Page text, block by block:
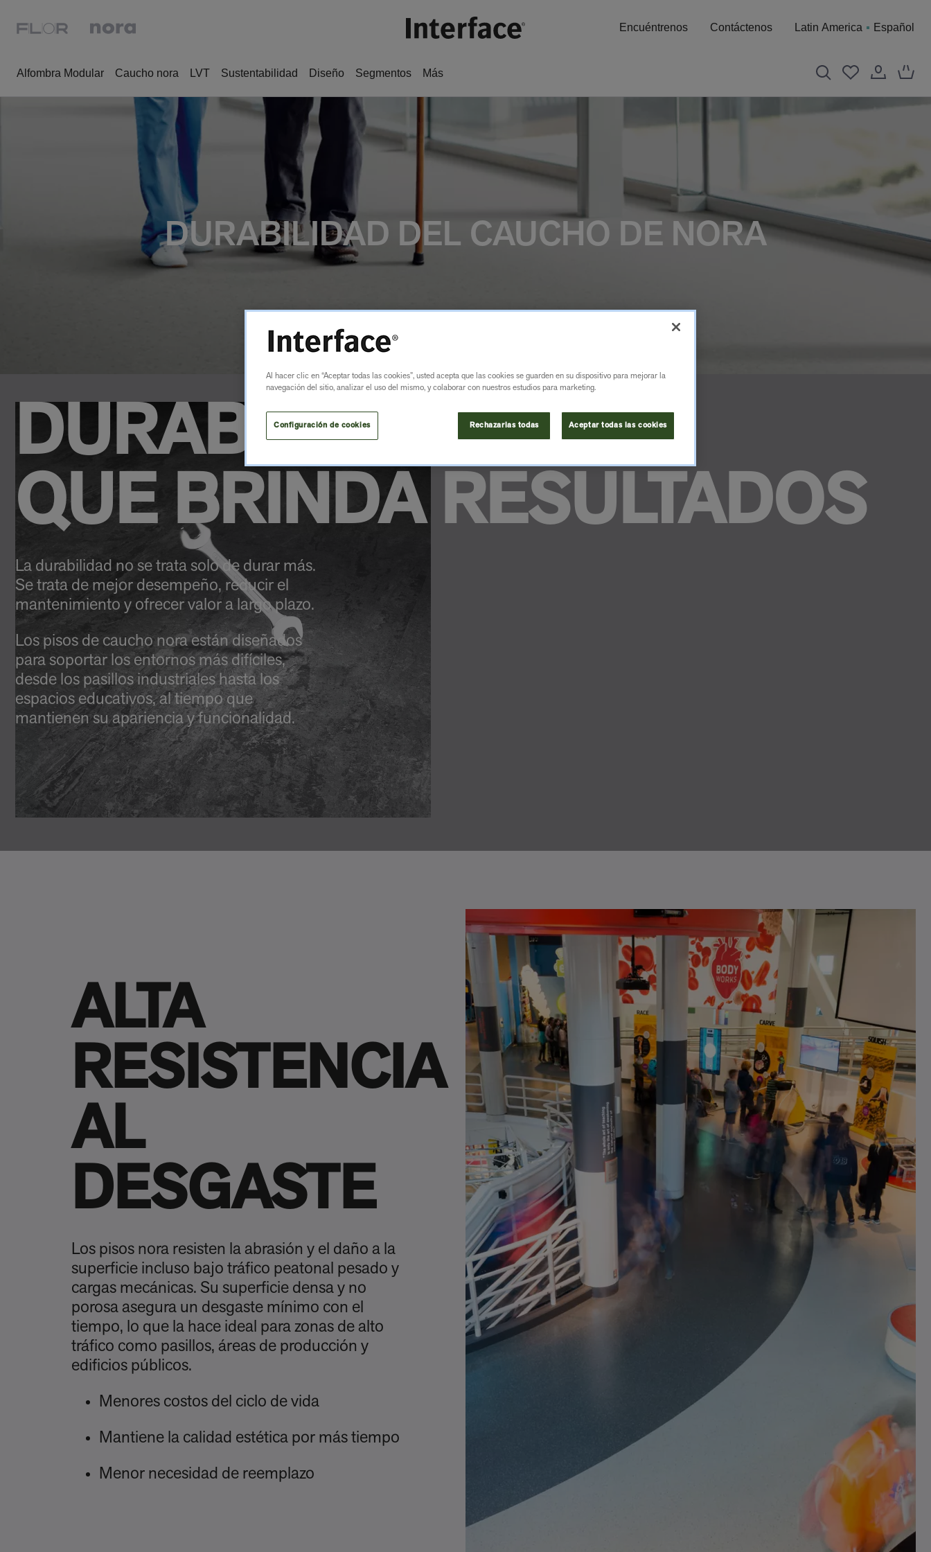
Encuéntrenos Contáctenos Latin America Español
Alfombra Modular Caucho nora LVT Sustentabilidad Diseño Segmentos Más
DURABILIDAD DEL CAUCHO DE NORA
DURABILIDAD
QUE BRINDA RESULTADOS
La durabilidad no se trata solo de durar más.
Se trata de mejor desempeño, reducir el
mantenimiento y ofrecer valor a largo plazo.
Los pisos de caucho nora están diseñados
para soportar los entornos más difíciles,
desde los pasillos industriales hasta los
espacios educativos, al tiempo que
mantienen su apariencia y funcionalidad.
ALTA
RESISTENCIA
AL
DESGASTE
Los pisos nora resisten la abrasión y el daño a la
superficie incluso bajo tráfico peatonal pesado y
cargas mecánicas. Su superficie densa y no
porosa asegura un desgaste mínimo con el
tiempo, lo que la hace ideal para zonas de alto
tráfico como pasillos, áreas de producción y
edificios públicos.
Menores costos del ciclo de vida
Mantiene la calidad estética por más tiempo
Menor necesidad de reemplazo
Al hacer clic en “Aceptar todas las cookies”, usted acepta que las cookies se guarden en su dispositivo para mejorar la
navegación del sitio, analizar el uso del mismo, y colaborar con nuestros estudios para marketing.
Configuración de cookies Rechazarlas todas Aceptar todas las cookies